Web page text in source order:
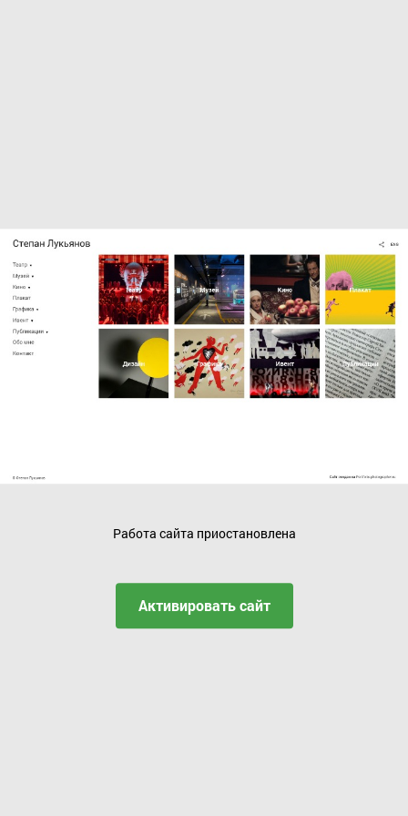
Работа сайта приостановлена
Активировать сайт